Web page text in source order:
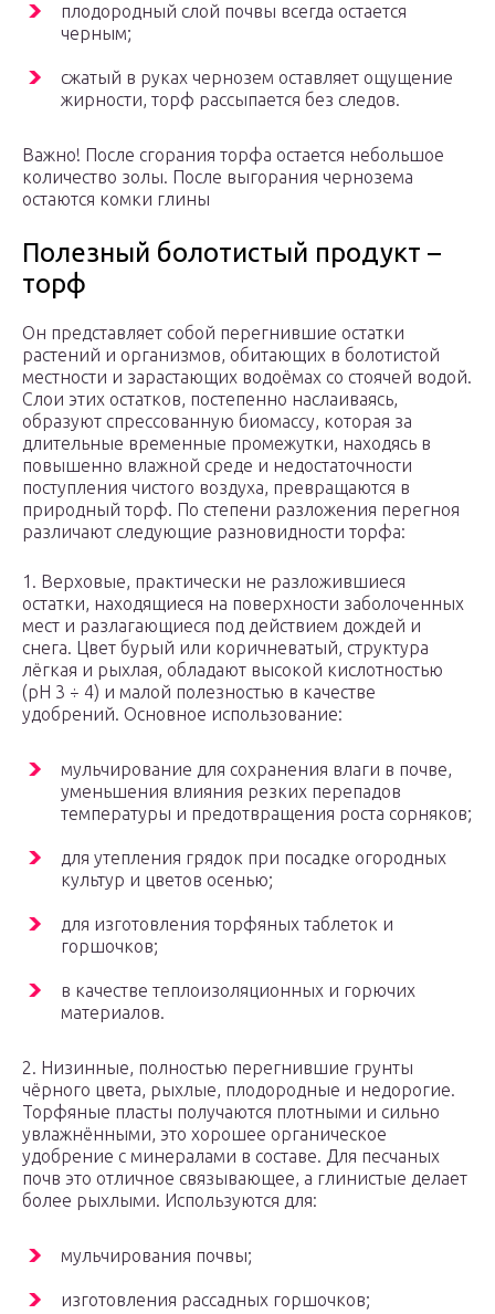
плодородный слой почвы всегда остается
черным;
сжатый в руках чернозем оставляет ощущение
жирности, торф рассыпается без следов.
Важно! После сгорания торфа остается небольшое
количество золы. После выгорания чернозема
остаются комки глины
Полезный болотистый продукт –
торф
Он представляет собой перегнившие остатки
растений и организмов, обитающих в болотистой
местности и зарастающих водоёмах со стоячей водой.
Слои этих остатков, постепенно наслаиваясь,
образуют спрессованную биомассу, которая за
длительные временные промежутки, находясь в
повышенно влажной среде и недостаточности
поступления чистого воздуха, превращаются в
природный торф. По степени разложения перегноя
различают следующие разновидности торфа:
1. Верховые, практически не разложившиеся
остатки, находящиеся на поверхности заболоченных
мест и разлагающиеся под действием дождей и
снега. Цвет бурый или коричневатый, структура
лёгкая и рыхлая, обладают высокой кислотностью
(рН 3 ÷ 4) и малой полезностью в качестве
удобрений. Основное использование:
мульчирование для сохранения влаги в почве,
уменьшения влияния резких перепадов
температуры и предотвращения роста сорняков;
для утепления грядок при посадке огородных
культур и цветов осенью;
для изготовления торфяных таблеток и
горшочков;
в качестве теплоизоляционных и горючих
материалов.
2. Низинные, полностью перегнившие грунты
чёрного цвета, рыхлые, плодородные и недорогие.
Торфяные пласты получаются плотными и сильно
увлажнёнными, это хорошее органическое
удобрение с минералами в составе. Для песчаных
почв это отличное связывающее, а глинистые делает
более рыхлыми. Используются для:
мульчирования почвы;
изготовления рассадных горшочков;